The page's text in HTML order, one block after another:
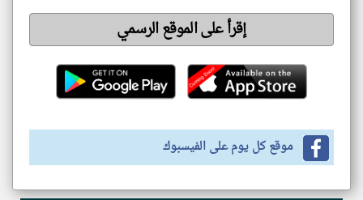
إقرأ على الموقع الرسمي
موقع كل يوم على الفيسبوك